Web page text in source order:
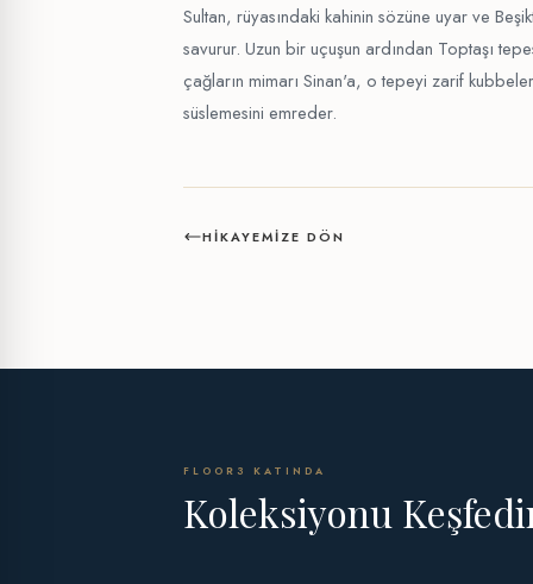
Sultan, rüyasındaki kahinin sözüne uyar ve
savurur. Uzun bir uçuşun ardından Toptaşı
çağların mimarı Sinan'a, o tepeyi zarif
süslemesini emreder.
HIKAYEMIZE DÖN
FLOOR3 KATINDA
Koleksiyonu